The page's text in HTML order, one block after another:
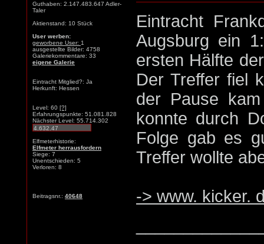
Guthaben: 2.147.483.647 Adler-
Taler
Aktienstand: 10 Stück
User werben:
geworbene User: 1
ausgestellte Bilder: 4758
Galeriekommentare: 33
eigene Galerie
Eintracht Mitglied?: Ja
Herkunft: Hessen
Level: 60 [?]
Erfahrungspunkte: 51.081.828
Nächster Level: 55.714.302
Elfmeterhistorie:
Elfmeter herrausfordern
Siege: 7
Unentschieden: 5
Verloren: 8
Beitragsnr.: 40648
Eintracht
Augsburg ein
ersten Hälfte
Der Treffer fiel
der Pause
konnte durch
Folge gab es
Treffer wollte
-> www. kicker.